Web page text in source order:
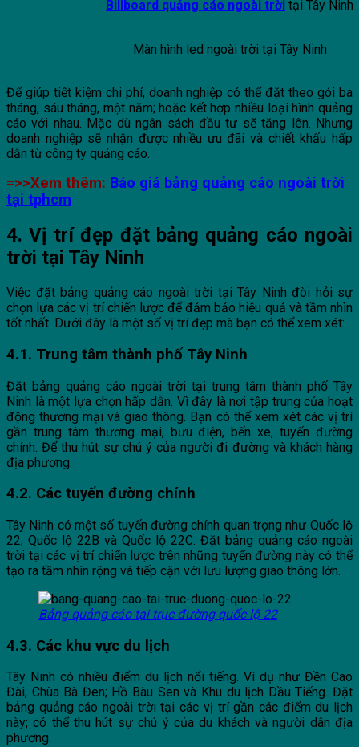
Billboard quảng cáo ngoài trời tại Tây Ninh
Màn hình led ngoài trời tại Tây Ninh
Để giúp tiết kiệm chi phí, doanh nghiệp có thể đặt theo gói ba
tháng, sáu tháng, một năm; hoặc kết hợp nhiều loại hình quảng
cáo với nhau. Mặc dù ngân sách đầu tư sẽ tăng lên. Nhưng
doanh nghiệp sẽ nhận được nhiều ưu đãi và chiết khấu hấp
dẫn từ công ty quảng cáo.
=>>Xem thêm: Báo giá bảng quảng cáo ngoài trời
tại tphcm
4. Vị trí đẹp đặt bảng quảng cáo ngoài
trời tại Tây Ninh
Việc đặt bảng quảng cáo ngoài trời tại Tây Ninh đòi hỏi sự
chọn lựa các vị trí chiến lược để đảm bảo hiệu quả và tầm nhìn
tốt nhất. Dưới đây là một số vị trí đẹp mà bạn có thể xem xét:
4.1. Trung tâm thành phố Tây Ninh
Đặt bảng quảng cáo ngoài trời tại trung tâm thành phố Tây
Ninh là một lựa chọn hấp dẫn. Vì đây là nơi tập trung của hoạt
động thương mại và giao thông. Bạn có thể xem xét các vị trí
gần trung tâm thương mại, bưu điện, bến xe, tuyến đường
chính. Để thu hút sự chú ý của người đi đường và khách hàng
địa phương.
4.2. Các tuyến đường chính
Tây Ninh có một số tuyến đường chính quan trọng như Quốc lộ
22; Quốc lộ 22B và Quốc lộ 22C. Đặt bảng quảng cáo ngoài
trời tại các vị trí chiến lược trên những tuyến đường này có thể
tạo ra tầm nhìn rộng và tiếp cận với lưu lượng giao thông lớn.
Bảng quảng cáo tại trục đường quốc lộ 22
4.3. Các khu vực du lịch
Tây Ninh có nhiều điểm du lịch nổi tiếng. Ví dụ như Đền Cao
Đài, Chùa Bà Đen; Hồ Bàu Sen và Khu du lịch Dầu Tiếng. Đặt
bảng quảng cáo ngoài trời tại các vị trí gần các điểm du lịch
này; có thể thu hút sự chú ý của du khách và người dân địa
phương.